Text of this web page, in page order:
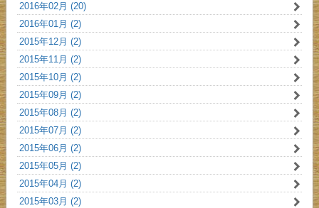
2016年02月 (20)
2016年01月 (2)
2015年12月 (2)
2015年11月 (2)
2015年10月 (2)
2015年09月 (2)
2015年08月 (2)
2015年07月 (2)
2015年06月 (2)
2015年05月 (2)
2015年04月 (2)
2015年03月 (2)